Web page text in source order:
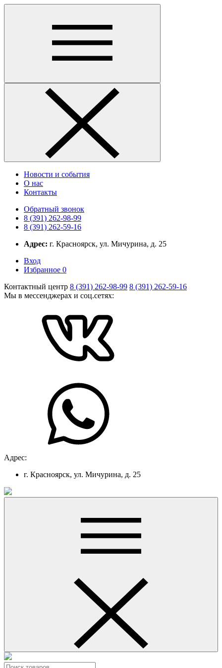
Новости и события
О нас
Контакты
Обратный звонок
8 (391) 262-98-99
8 (391) 262-59-16
Адрес: г. Красноярск, ул. Мичурина, д. 25
Вход
Избранное 0
Контактный центр 8 (391) 262-98-99 8 (391) 262-59-16
Мы в мессенджерах и соц.сетях:
Адрес:
г. Красноярск, ул. Мичурина, д. 25